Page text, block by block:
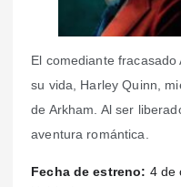
El comediante
su vida, Harley Quinn,
de Arkham. Al ser
aventura romántica.
Fecha de estreno: 4 de